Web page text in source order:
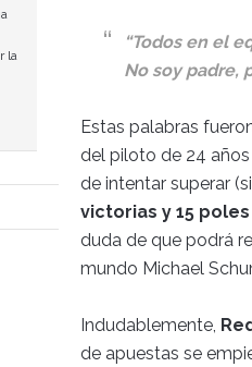
“Todos en el
No soy padre,
Estas palabras
del piloto de 24
de intentar superar
victorias y 15
duda de que podrá
mundo Michael
Indudablemente,
de apuestas se
la